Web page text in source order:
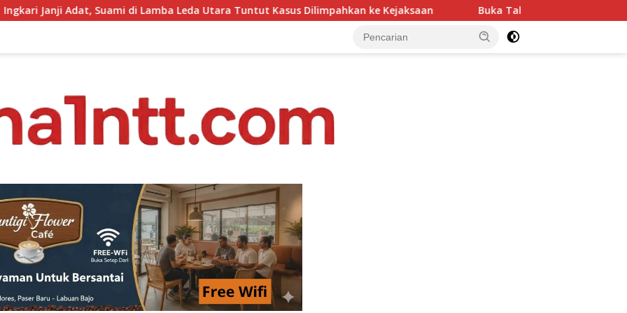
Lamba Leda Utara Tuntut Kasus Dilimpahkan ke Kejaksaan Buka Tahun Ajaran Baru, Paroki Karot Serukan